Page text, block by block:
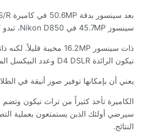
بعد سينسور بدقة في كاميرة
سينسوز
في ،
ذات سينسور مخيبة قليلاً. لكنه
نيكون الرائدة
وعدد البيكسل
يعني أن بإمكانها توفير صور أنيقة في
الكاميرة تأخذ كثيراً من تراث نيكون
سيرضي أولئك الذين يستمتعون بعملية
النتائج.